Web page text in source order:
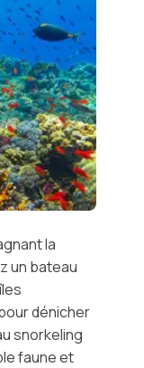
la
un bateau
îles
dénicher
snorkeling
faune et